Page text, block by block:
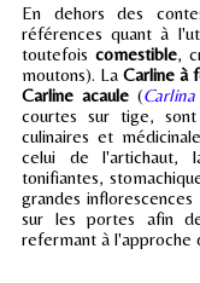
En dehors des
références quant à
toutefois comestible,
moutons). LaCarline à
Carline acaule(Carlina
courtes sur tige,
culinaires et
celui de l'artichaut,
tonifiantes,
grandes
sur les portes afin
refermant à l'approche